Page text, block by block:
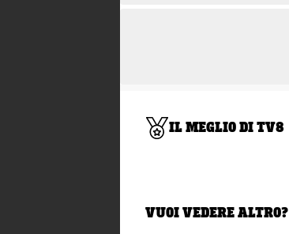
IL MEGLIO DI TV8
VUOI VEDERE ALTRO?